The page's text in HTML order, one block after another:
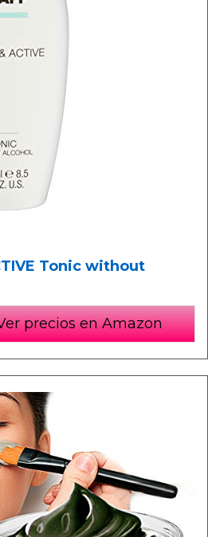
Tonic without
precios en Amazon